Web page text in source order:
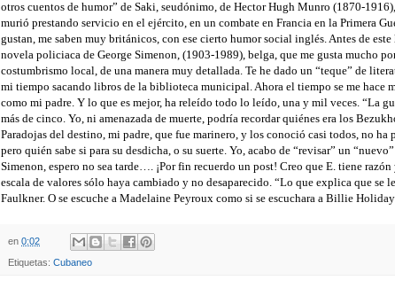
otros cuentos de humor” de Saki, seudónimo, de Hector Hugh Munro (1870-
murió prestando servicio en el ejército, en un combate en Francia en la Primera
gustan, me saben muy británicos, con ese cierto humor social inglés. Antes de
novela policiaca de George Simenon, (1903-1989), belga, que me gusta mucho
costumbrismo local, de una manera muy detallada. Te he dado un “teque” de
mi tiempo sacando libros de la biblioteca municipal. Ahora el tiempo se me hace
como mi padre. Y lo que es mejor, ha releído todo lo leído, una y mil veces. “La
más de cinco. Yo, ni amenazada de muerte, podría recordar quiénes era los
Paradojas del destino, mi padre, que fue marinero, y los conoció casi todos, no ha
pero quién sabe si para su desdicha, o su suerte. Yo, acabo de “revisar” un
Simenon, espero no sea tarde…. ¡Por fin recuerdo un post! Creo que E. tiene
escala de valores sólo haya cambiado y no desaparecido. “Lo que explica que se
Faulkner. O se escuche a Madelaine Peyroux como si se escuchara a Billie
en 0:02
Etiquetas: Cubaneo